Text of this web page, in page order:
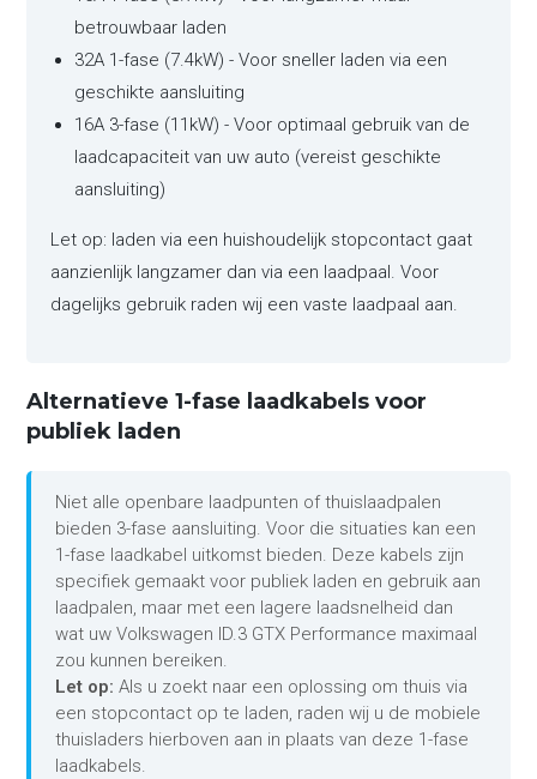
betrouwbaar laden
32A 1-fase (7.4kW) - Voor sneller laden via een
geschikte aansluiting
16A 3-fase (11kW) - Voor optimaal gebruik van de
laadcapaciteit van uw auto (vereist geschikte
aansluiting)
Let op: laden via een huishoudelijk stopcontact gaat
aanzienlijk langzamer dan via een laadpaal. Voor
dagelijks gebruik raden wij een vaste laadpaal aan.
Alternatieve 1-fase laadkabels voor
publiek laden
Niet alle openbare laadpunten of thuislaadpalen
bieden 3-fase aansluiting. Voor die situaties kan een
1-fase laadkabel uitkomst bieden. Deze kabels zijn
specifiek gemaakt voor publiek laden en gebruik aan
laadpalen, maar met een lagere laadsnelheid dan
wat uw Volkswagen ID.3 GTX Performance maximaal
zou kunnen bereiken.
Let op: Als u zoekt naar een oplossing om thuis via
een stopcontact op te laden, raden wij u de mobiele
thuisladers hierboven aan in plaats van deze 1-fase
laadkabels.